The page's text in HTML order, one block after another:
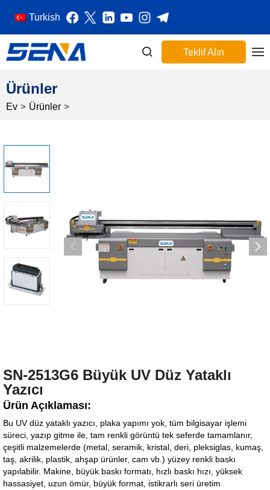
Turkish
Teklif Alın
Ürünler
Ev > Ürünler >
SN-2513G6 Büyük UV Düz Yataklı
Yazıcı
Ürün Açıklaması:
Bu UV düz yataklı yazıcı, plaka yapımı yok, tüm bilgisayar işlemi
süreci, yazıp gitme ile, tam renkli görüntü tek seferde tamamlanır,
çeşitli malzemelerde (metal, seramik, kristal, deri, pleksiglas, kumaş,
taş, akrilik, plastik, ahşap ürünler, cam vb.) yüzey renkli baskı
yapılabilir. Makine, büyük baskı formatı, hızlı baskı hızı, yüksek
hassasiyet, uzun ömür, büyük format, istikrarlı seri üretim